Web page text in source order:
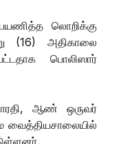
பயணித்த லொறிக்கு
(16) அதிகாலை
பொலிஸார்
ஆண் ஒருவர்